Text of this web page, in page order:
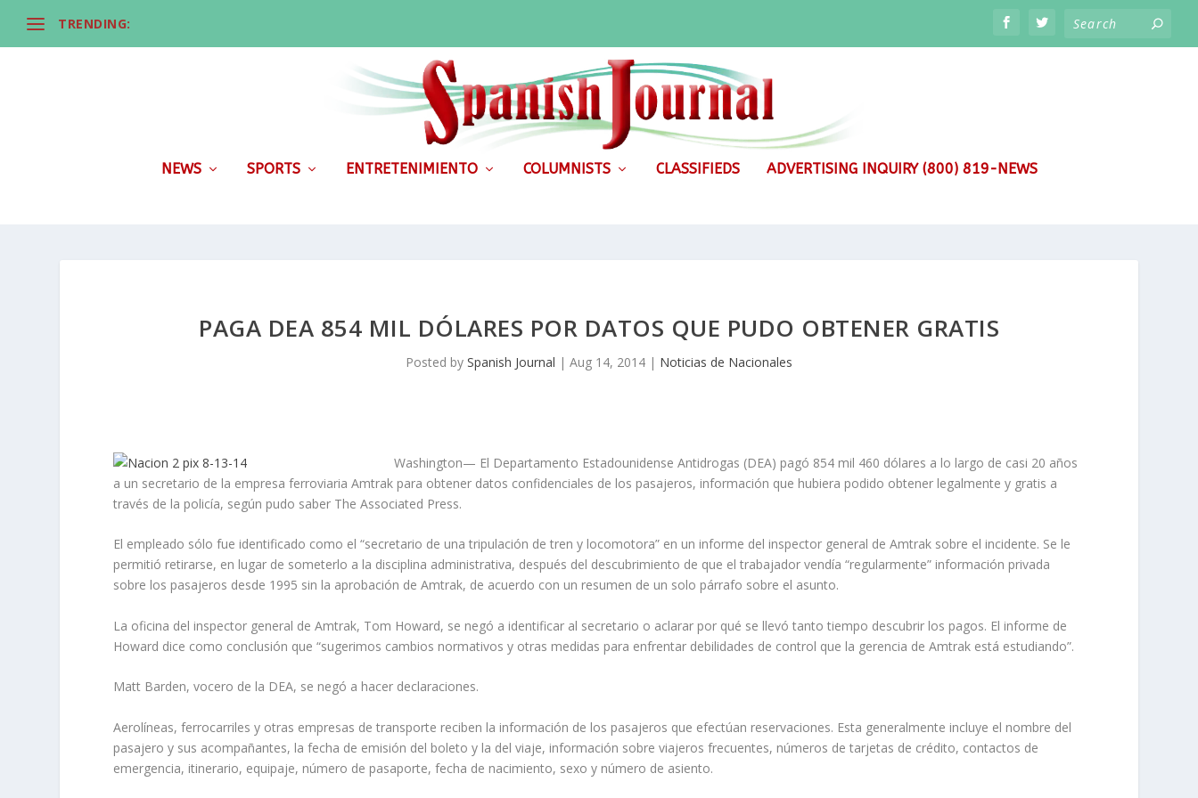
TRENDING:
NEWS SPORTS ENTRETENIMIENTO COLUMNISTS CLASSIFIEDS ADVERTISING INQUIRY (800) 819-NEWS
PAGA DEA 854 MIL DÓLARES POR DATOS QUE PUDO OBTENER GRATIS
Posted by Spanish Journal | Aug 14, 2014 | Noticias de Nacionales
Washington— El Departamento Estadounidense Antidrogas (DEA) pagó 854 mil 460 dólares a lo largo de casi 20 años
a un secretario de la empresa ferroviaria Amtrak para obtener datos confidenciales de los pasajeros, información que hubiera podido obtener legalmente y gratis a
través de la policía, según pudo saber The Associated Press.
El empleado sólo fue identificado como el “secretario de una tripulación de tren y locomotora” en un informe del inspector general de Amtrak sobre el incidente. Se le
permitió retirarse, en lugar de someterlo a la disciplina administrativa, después del descubrimiento de que el trabajador vendía “regularmente” información privada
sobre los pasajeros desde 1995 sin la aprobación de Amtrak, de acuerdo con un resumen de un solo párrafo sobre el asunto.
La oficina del inspector general de Amtrak, Tom Howard, se negó a identificar al secretario o aclarar por qué se llevó tanto tiempo descubrir los pagos. El informe de
Howard dice como conclusión que “sugerimos cambios normativos y otras medidas para enfrentar debilidades de control que la gerencia de Amtrak está estudiando”.
Matt Barden, vocero de la DEA, se negó a hacer declaraciones.
Aerolíneas, ferrocarriles y otras empresas de transporte reciben la información de los pasajeros que efectúan reservaciones. Esta generalmente incluye el nombre del
pasajero y sus acompañantes, la fecha de emisión del boleto y la del viaje, información sobre viajeros frecuentes, números de tarjetas de crédito, contactos de
emergencia, itinerario, equipaje, número de pasaporte, fecha de nacimiento, sexo y número de asiento.